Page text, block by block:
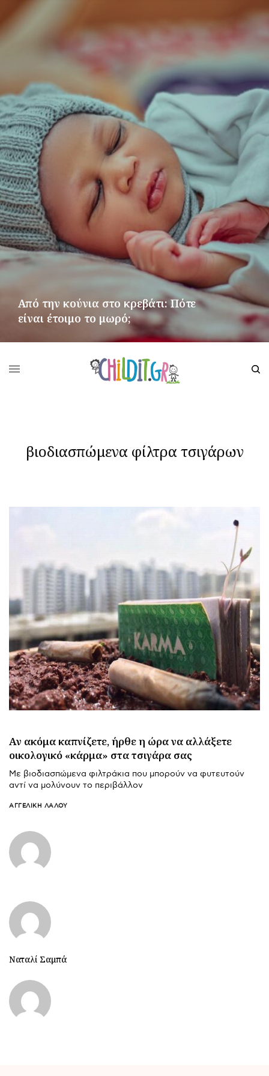
Από την κούνια στο κρεβάτι: Πότε
είναι έτοιμο το μωρό;
βιοδιασπώμενα φίλτρα τσιγάρων
Αν ακόμα καπνίζετε, ήρθε η ώρα να αλλάξετε
οικολογικό «κάρμα» στα τσιγάρα σας
Με βιοδιασπώμενα φιλτράκια που μπορούν να φυτευτούν
αντί να μολύνουν το περιβάλλον
ΑΓΓΕΛΙΚΉ ΛΆΛΟΥ
Ναταλί Σαμπά